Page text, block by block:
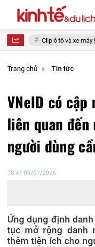
ô tô và xe máy liên tục tạt đầu
Trang chủ Tin tức
VNeID có
liên quan
người dùng
08:41 09/07/2026
Ứng dụng định
tục mở rộng danh
thêm tiện ích cho